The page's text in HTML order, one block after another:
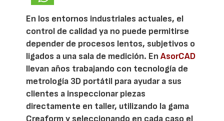
En los entornos industriales actuales, el
control de calidad ya no puede permitirse
depender de procesos lentos, subjetivos o
ligados a una sala de medición. EnAsorCAD
llevan años trabajando con tecnología de
metrología 3D portátil para ayudar a sus
clientes a inspeccionar piezas
directamente en taller, utilizando la gama
Creaform y seleccionando en cada caso el